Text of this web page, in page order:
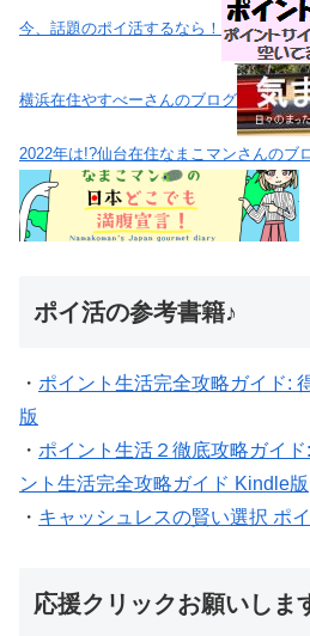
今、話題のポイ活するなら！
横浜在住やすべーさんのブログ
2022年は!?仙台在住なまこマンさんのブ
ポイ活の参考書籍♪
・ ポイント生活完全攻略ガイド:
版
・ ポイント生活２徹底攻略ガイ
ント生活完全攻略ガイド Kindle版
・ キャッシュレスの賢い選択 ポ
応援クリックお願いしま